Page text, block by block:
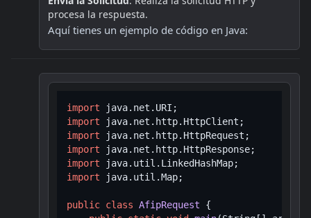
procesa la respuesta.
Aquí tienes un ejemplo de código en Java:
import
import
import
import
import
import java.util.Map;
public class AfipRequest {